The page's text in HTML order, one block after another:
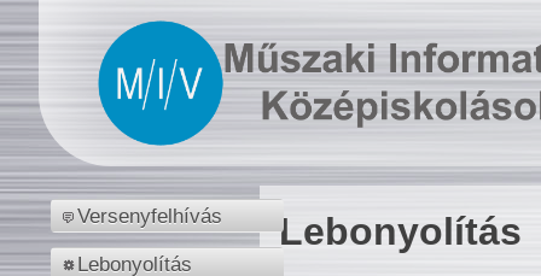
Versenyfelhívás
Lebonyolítás
Lebonyolítás